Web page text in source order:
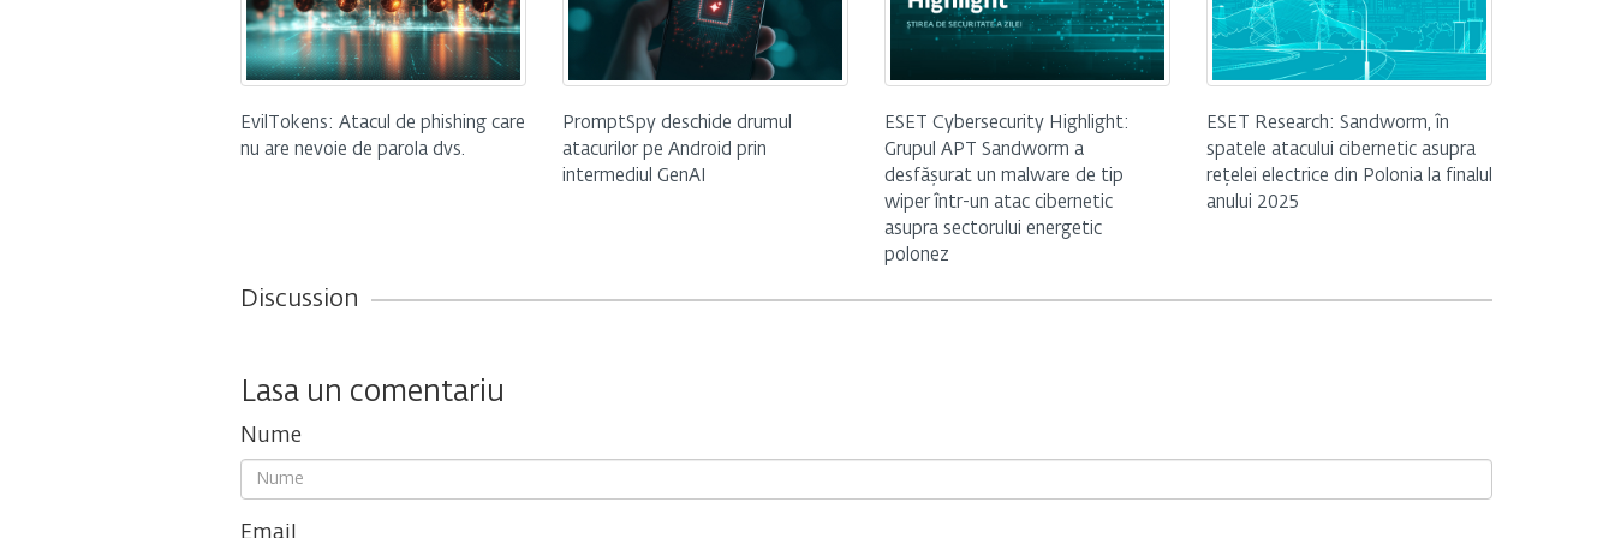
EvilTokens: Atacul de phishing care
nu are nevoie de parola dvs.
PromptSpy deschide drumul
atacurilor pe Android prin
intermediul GenAI
ESET Cybersecurity Highlight:
Grupul APT Sandworm a
desfășurat un malware de tip
wiper într-un atac cibernetic
asupra sectorului energetic
polonez
ESET Research: Sandworm, în
spatele atacului cibernetic asupra
rețelei electrice din Polonia la finalul
anului 2025
Discussion
Lasa un comentariu
Nume
Email